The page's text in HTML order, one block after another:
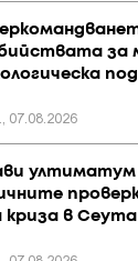
за
07.08.2026
в Сеута